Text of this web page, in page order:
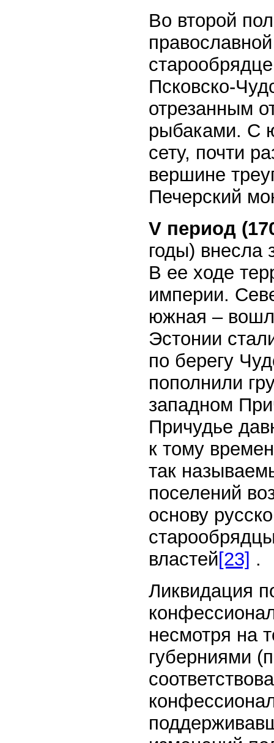
Во второй
Псковско-
отрезанным
рыбаками. С
сету, почти
вершине
Печерский
V период
годы) внесла
В ее ходе
империи.
южная –
Эстонии
по берегу
пополнили
западном
Причудье
к тому
так
поселений
основу
властей[23] .
Ликвидация
несмотря на
губерниями